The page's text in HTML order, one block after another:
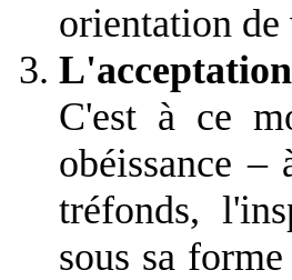
orientation
L'acceptation
C'est à ce
obéissance
tréfonds,
sous sa